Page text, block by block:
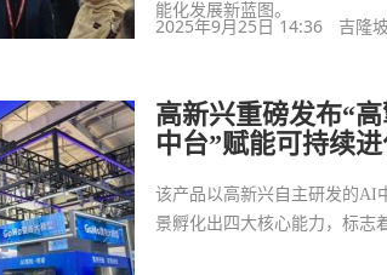
能化发展新蓝图。
2025年9月25日 14:36 吉隆
高新兴重磅发布“
中台”赋能可持续
该产品以高新兴自主研发的AI
景孵化出四大核心能力，标志